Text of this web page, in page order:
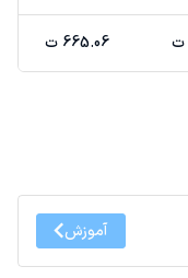
665.06 ت
آموزش